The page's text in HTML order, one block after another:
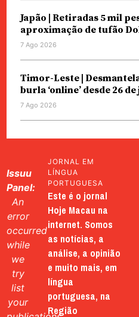
Japão | Retiradas 5 mil
aproximação de tufão
7 Ago 2026
Timor-Leste |
burla ‘online’ desde 26
7 Ago 2026
Issuu
Panel:
An
error
occurred
while
we
try
list
your
JORNAL EM
LÍNGUA
PORTUGUESA
Este é o jornal
Hoje Macau na
internet. Somos
as notícias, a
análise, a opinião
e muito mais, em
língua
portuguesa, na
Região